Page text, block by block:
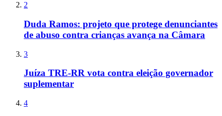
2
Duda Ramos: projeto que protege denunciantes
de abuso contra crianças avança na Câmara
3
Juíza TRE-RR vota contra eleição governador
suplementar
4